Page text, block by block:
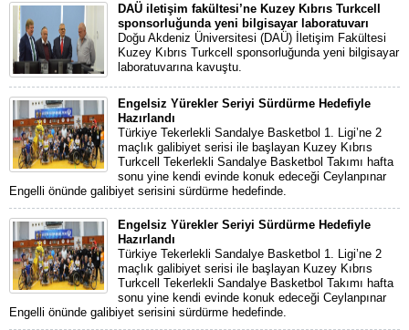
DAÜ iletişim fakültesi’ne Kuzey Kıbrıs Turkcell
sponsorluğunda yeni bilgisayar laboratuvarı
Doğu Akdeniz Üniversitesi (DAÜ) İletişim Fakültesi
Kuzey Kıbrıs Turkcell sponsorluğunda yeni bilgisayar
laboratuvarına kavuştu.
Engelsiz Yürekler Seriyi Sürdürme Hedefiyle
Hazırlandı
Türkiye Tekerlekli Sandalye Basketbol 1. Ligi’ne 2
maçlık galibiyet serisi ile başlayan Kuzey Kıbrıs
Turkcell Tekerlekli Sandalye Basketbol Takımı hafta
sonu yine kendi evinde konuk edeceği Ceylanpınar
Engelli önünde galibiyet serisini sürdürme hedefinde.
Engelsiz Yürekler Seriyi Sürdürme Hedefiyle
Hazırlandı
Türkiye Tekerlekli Sandalye Basketbol 1. Ligi’ne 2
maçlık galibiyet serisi ile başlayan Kuzey Kıbrıs
Turkcell Tekerlekli Sandalye Basketbol Takımı hafta
sonu yine kendi evinde konuk edeceği Ceylanpınar
Engelli önünde galibiyet serisini sürdürme hedefinde.